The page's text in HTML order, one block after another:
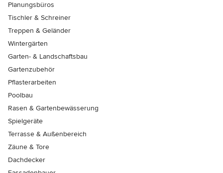
Planungsbüros
Tischler & Schreiner
Treppen & Geländer
Wintergärten
Garten- & Landschaftsbau
Gartenzubehör
Pflasterarbeiten
Poolbau
Rasen & Gartenbewässerung
Spielgeräte
Terrasse & Außenbereich
Zäune & Tore
Dachdecker